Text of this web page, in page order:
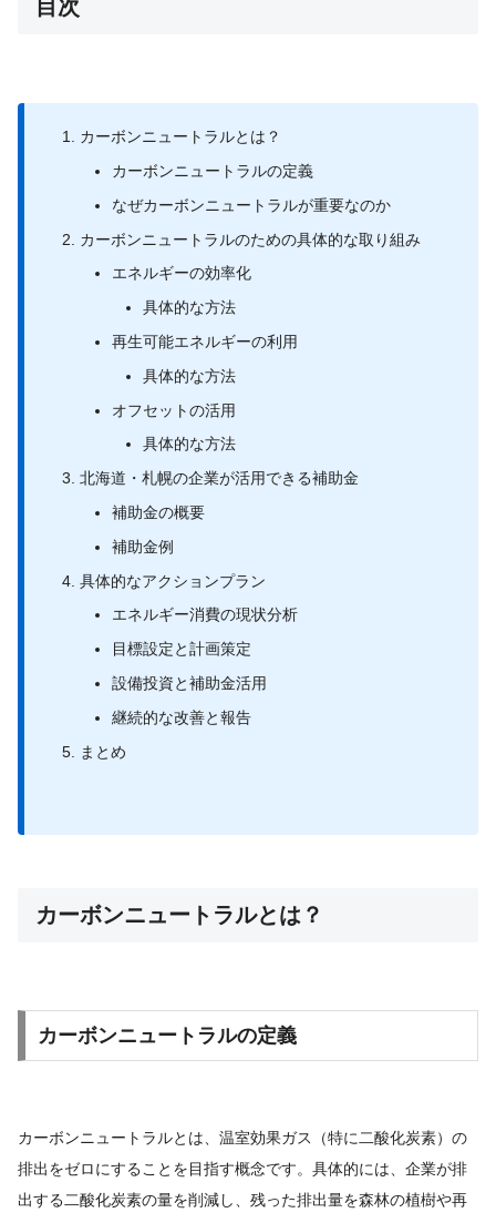
目次
カーボンニュートラルとは？
カーボンニュートラルの定義
なぜカーボンニュートラルが重要なのか
カーボンニュートラルのための具体的な取り組み
エネルギーの効率化
具体的な方法
再生可能エネルギーの利用
具体的な方法
オフセットの活用
具体的な方法
北海道・札幌の企業が活用できる補助金
補助金の概要
補助金例
具体的なアクションプラン
エネルギー消費の現状分析
目標設定と計画策定
設備投資と補助金活用
継続的な改善と報告
まとめ
カーボンニュートラルとは？
カーボンニュートラルの定義
カーボンニュートラルとは、温室効果ガス（特に二酸化炭素）の
排出をゼロにすることを目指す概念です。具体的には、企業が排
出する二酸化炭素の量を削減し、残った排出量を森林の植樹や再